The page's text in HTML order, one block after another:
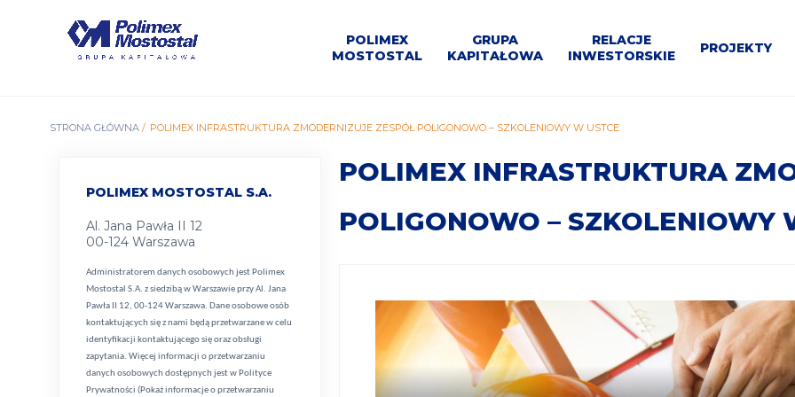
MENU
GŁÓWNE
POLIMEX
MOSTOSTAL
nas,
Aktualności Historia
Władze
Struktura
Segmenty
GRUPA
KAPITAŁOWA
O
Spółki Oferta ZSZ BHP
Dla
Dla
RELACJE
INWESTORSKIE
Informacje
Informacje
Prospekty
do
Kalendarium
PROJEKTY
Czechnica
Dolna
Rybnik
Sport i
Bloki
Projekty
Polimex
biurem
Pracy w
ŚCIEŻKA
STRONA GŁÓWNA POLIMEX INFRASTRUKTURA ZMODERNIZUJE ZESPÓŁ POLIGONOWO – SZKOLENIOWY W USTCE
POLIMEX MOSTOSTAL S.A.
Al. Jana Pawła II 12
00-124 Warszawa
Administratorem danych osobowych jest Polimex
Mostostal S.A. z siedzibą w Warszawie przy Al. Jana
Pawła II 12, 00-124 Warszawa. Dane osobowe osób
kontaktujących się z nami będą przetwarzane w celu
identyfikacji kontaktującego się oraz obsługi
zapytania. Więcej informacji o przetwarzaniu
danych osobowych dostępnych jest wPolityce
Prywatności (Pokaż informacje o przetwarzaniu
POLIMEX INFRASTRUKTURA
POLIGONOWO – SZKOLENIOWY